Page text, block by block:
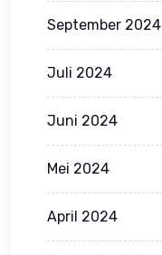
September 2024
Juli 2024
Juni 2024
Mei 2024
April 2024